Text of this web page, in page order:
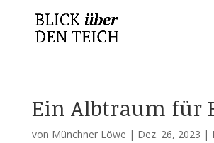
Ein Albtraum für
von Münchner Löwe | Dez. 26, 2023 |